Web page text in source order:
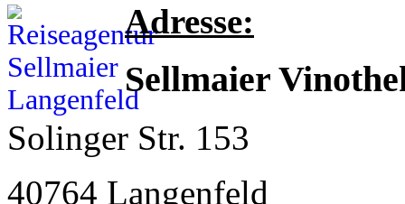
Adresse:
Sellmaier
Solinger Str. 153
40764 Langenfeld